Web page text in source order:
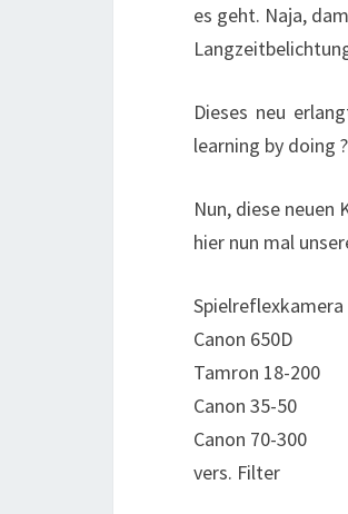
es geht. Naja,
Dieses neu
learning by doing ?
Nun, diese
hier nun mal
Spielreflexkamera
Canon 650D
Tamron 18-200
Canon 35-50
Canon 70-300
vers. Filter